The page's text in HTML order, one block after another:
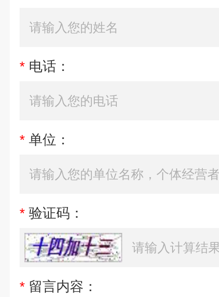
* 电话：
* 单位：
* 验证码：
* 留言内容：